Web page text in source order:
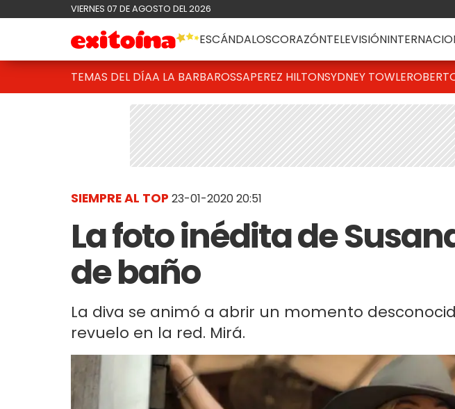
VIERNES 07 DE AGOSTO DEL 2026
ESCÁNDALOSCORAZÓNTELEVISIÓN
TEMAS DEL DÍAA LA BARBAROSSAPEREZ HILTONSYDNEY TOWLE
SIEMPRE AL TOP 23-01-2020 20:51
La foto inédita de
de baño
La diva se animó a abrir un momento
revuelo en la red. Mirá.